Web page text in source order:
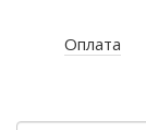
Оплата